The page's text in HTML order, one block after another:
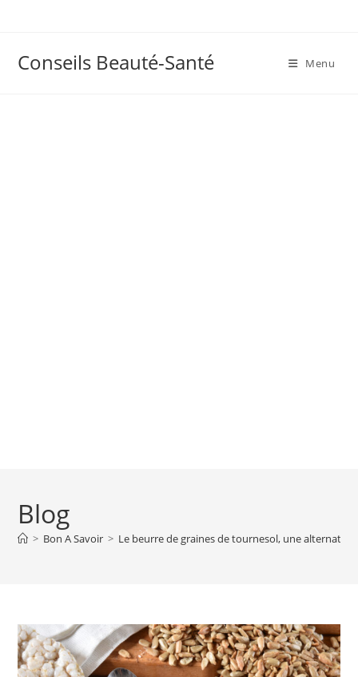
Conseils Beauté-Santé Menu
Blog
> Bon A Savoir > Le beurre de graines de tournesol, une